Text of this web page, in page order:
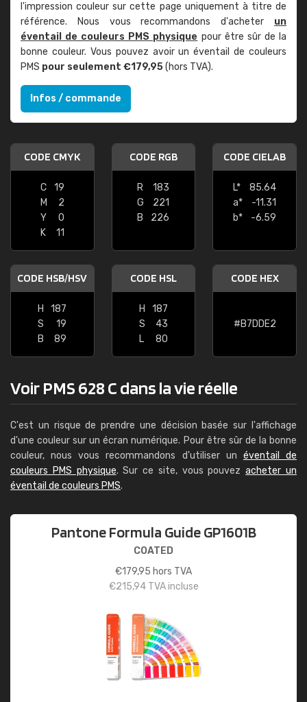
l'impression couleur sur cette page uniquement à titre de
référence. Nous vous recommandons d'acheter un
éventail de couleurs PMS physique pour être sûr de la
bonne couleur. Vous pouvez avoir un éventail de couleurs
PMS pour seulement €179,95(hors TVA).
Infos / commande
CODE CMYK
C
19
M
2
Y
0
K
11
CODE RGB
R
183
G
221
B
226
CODE CIELAB
L*
85.64
a*
-11.31
b*
-6.59
CODE HSB/HSV
H
187
S
19
B
89
CODE HSL
H
187
S
43
L
80
CODE HEX
#B7DDE2
Voir PMS 628 C dans la vie réelle
C'est un risque de prendre une décision basée sur l'affichage
d'une couleur sur un écran numérique. Pour être sûr de la bonne
couleur, nous vous recommandons d'utiliser un éventail de
couleurs PMS physique. Sur ce site, vous pouvezacheter un
éventail de couleurs PMS.
Pantone Formula Guide GP1601B
COATED
€179,95 hors TVA
€215,94TVA incluse